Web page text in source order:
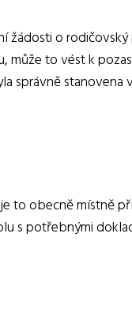
žádosti o
může to vést k
správně stanovena
to obecně místně
s potřebnými